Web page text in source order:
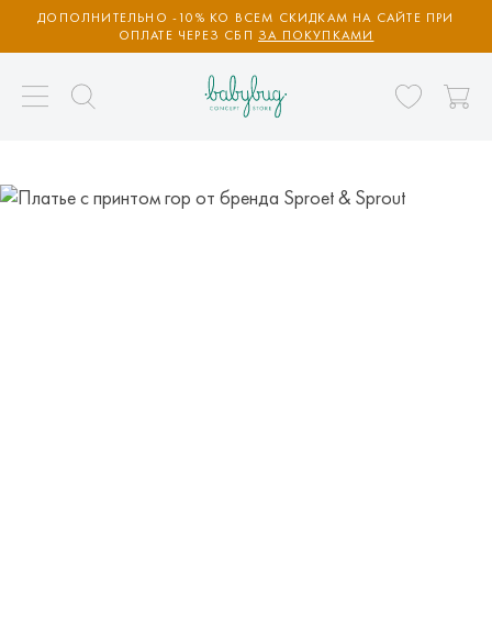
ДОПОЛНИТЕЛЬНО -10% КО ВСЕМ СКИДКАМ НА САЙТЕ ПРИ
ОПЛАТЕ ЧЕРЕЗ СБП ЗА ПОКУПКАМИ